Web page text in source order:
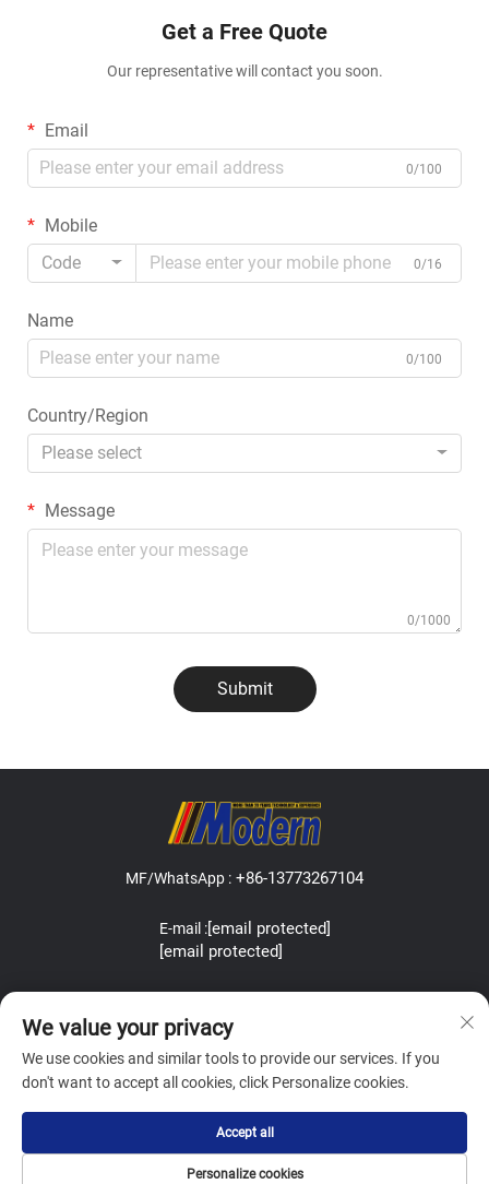
Get a Free Quote
Our representative will contact you soon.
Email
0/100
Mobile
Code
0/16
Name
0/100
Country/Region
Please select
Message
0/1000
Submit
MF/WhatsApp : +86-13773267104
E-mail :[email protected]
[email protected]
Copyright © Zhangjiagang Modern Machinery Co.,Ltd. All Rights
Politique de confidentialité
We value your privacy
We use cookies and similar tools to provide our services. If you
don't want to accept all cookies, click Personalize cookies.
Personalize cookies
Accept all